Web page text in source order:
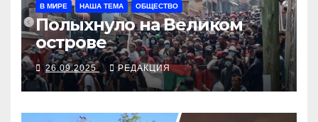
В МИРЕ НАША ТЕМА ОБЩЕСТВО
Полыхнуло на Великом
острове
26.09.2025 РЕДАКЦИЯ